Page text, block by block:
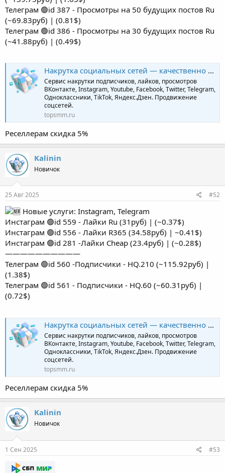
Телеграм 🟢id 387 - Просмотры на 50 будущих постов Ru
(~69.83руб) | (0.81$)
Телеграм 🟢id 386 - Просмотры на 30 будущих постов Ru
(~41.88руб) | (0.49$)
Накрутка социальных сетей — качественно и профессионально | TopSmm
Сервис накрутки подписчиков, лайков, просмотров
ВКонтакте, Instagram, Youtube, Facebook, Twitter, Telegram,
Одноклассники, TikTok, Яндекс.Дзен. Продвижение
соцсетей.
topsmm.ru
Реселлерам скидка 5%
Kalinin
Новичок
25 Авг 2025 #52
Новые услуги: Instagram, Telegram
Инстаграм 🟢id 559 - Лайки Ru (31руб) | (~0.37$)
Инстаграм 🟢id 556 - Лайки R365 (34.58руб) | ~0.41$)
Инстаграм 🟢id 281 -Лайки Cheap (23.4руб) | (~0.28$)
——————————
Телеграм 🟢id 560 -Подписчики - HQ.210 (~115.92руб) |
(1.38$)
Телеграм 🟢id 561 - Подписчики - HQ.60 (~60.31руб) |
(0.72$)
Накрутка социальных сетей — качественно и профессионально | TopSmm
Сервис накрутки подписчиков, лайков, просмотров
ВКонтакте, Instagram, Youtube, Facebook, Twitter, Telegram,
Одноклассники, TikTok, Яндекс.Дзен. Продвижение
соцсетей.
topsmm.ru
Реселлерам скидка 5%
Kalinin
Новичок
1 Сен 2025 #53